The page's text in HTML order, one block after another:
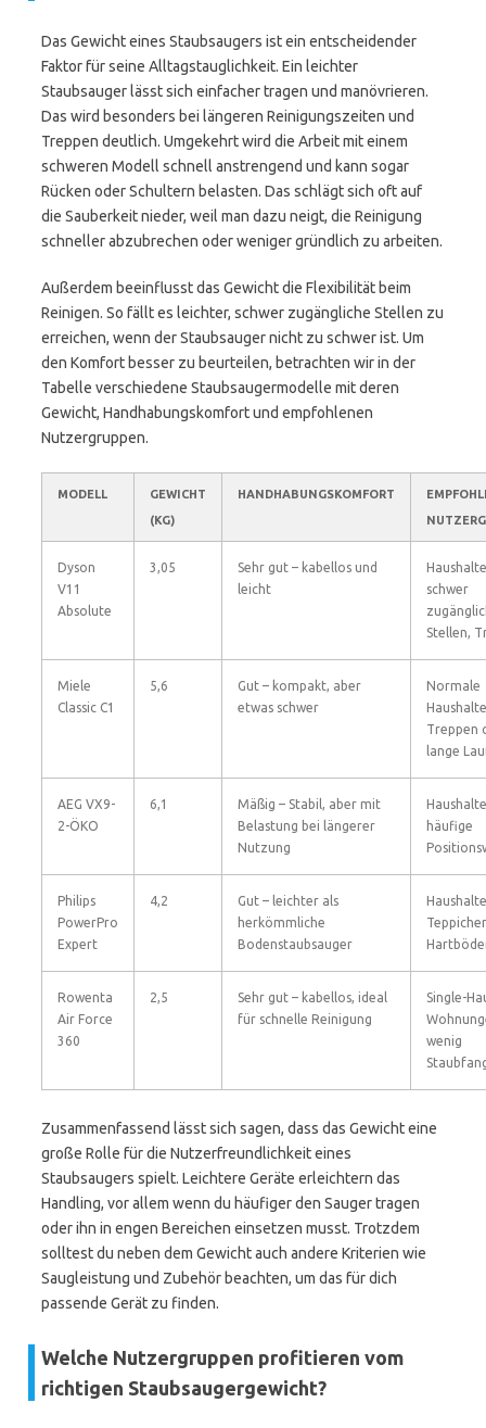
Das Gewicht eines Staubsaugers ist ein entscheidender
Faktor für seine Alltagstauglichkeit. Ein leichter
Staubsauger lässt sich einfacher tragen und manövrieren.
Das wird besonders bei längeren Reinigungszeiten und
Treppen deutlich. Umgekehrt wird die Arbeit mit einem
schweren Modell schnell anstrengend und kann sogar
Rücken oder Schultern belasten. Das schlägt sich oft auf
die Sauberkeit nieder, weil man dazu neigt, die Reinigung
schneller abzubrechen oder weniger gründlich zu arbeiten.
Außerdem beeinflusst das Gewicht die Flexibilität beim
Reinigen. So fällt es leichter, schwer zugängliche Stellen zu
erreichen, wenn der Staubsauger nicht zu schwer ist. Um
den Komfort besser zu beurteilen, betrachten wir in der
Tabelle verschiedene Staubsaugermodelle mit deren
Gewicht, Handhabungskomfort und empfohlenen
Nutzergruppen.
MODELL
GEWICHT
(KG)
HANDHABUNGSKOMFORT
Dyson
V11
Absolute
3,05
Sehr gut – kabellos und
leicht
schwer
Stellen,
Miele
Classic C1
5,6
Gut – kompakt, aber
etwas schwer
Normale
Treppen
lange
AEG VX9-
2-ÖKO
6,1
Mäßig – Stabil, aber mit
Belastung bei längerer
Nutzung
häufige
Philips
PowerPro
Expert
4,2
Gut – leichter als
herkömmliche
Bodenstaubsauger
Rowenta
Air Force
360
2,5
Sehr gut – kabellos, ideal
für schnelle Reinigung
Single-
wenig
Zusammenfassend lässt sich sagen, dass das Gewicht eine
große Rolle für die Nutzerfreundlichkeit eines
Staubsaugers spielt. Leichtere Geräte erleichtern das
Handling, vor allem wenn du häufiger den Sauger tragen
oder ihn in engen Bereichen einsetzen musst. Trotzdem
solltest du neben dem Gewicht auch andere Kriterien wie
Saugleistung und Zubehör beachten, um das für dich
passende Gerät zu finden.
Welche Nutzergruppen profitieren vom
richtigen Staubsaugergewicht?